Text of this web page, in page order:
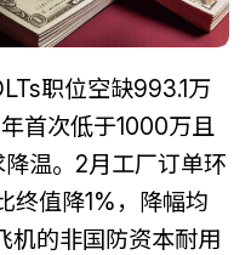
职位空缺993.1万
首次低于1000万且
温。2月工厂订单环
终值降1%，降幅均
机的非国防资本耐用